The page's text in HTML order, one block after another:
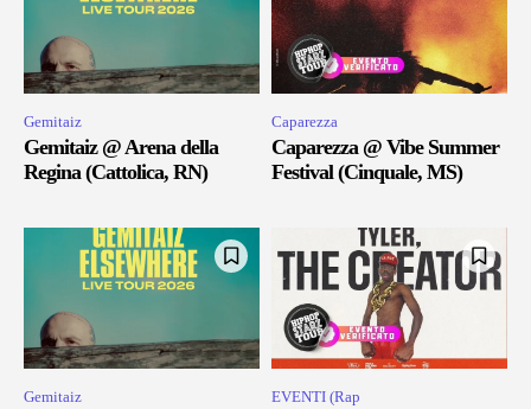
Gemitaiz
Gemitaiz @ Arena della
Regina (Cattolica, RN)
Caparezza
Caparezza @ Vibe Summer
Festival (Cinquale, MS)
Gemitaiz EVENTI (Rap